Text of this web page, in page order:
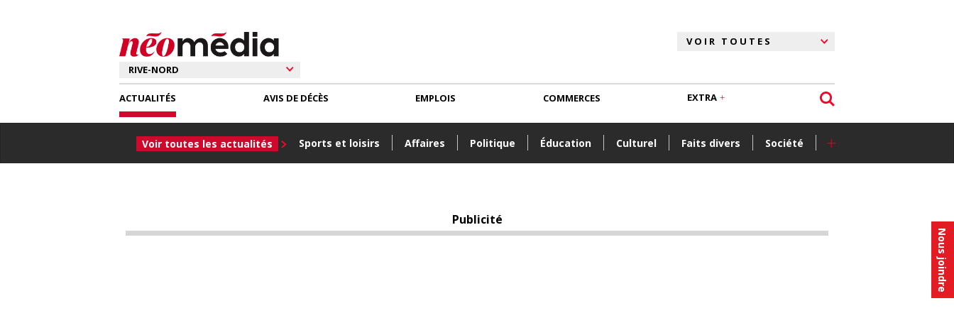
Nous joindre
ACTUALITÉS
Voir toutes les actualités Sports et loisirs Affaires Politique Éducation Culturel Faits divers Société +
AVIS DE DÉCÈS EMPLOIS COMMERCES EXTRA
Publicité